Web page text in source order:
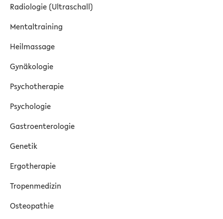
Radiologie (Ultraschall)
Mentaltraining
Heilmassage
Gynäkologie
Psychotherapie
Psychologie
Gastroenterologie
Genetik
Ergotherapie
Tropenmedizin
Osteopathie